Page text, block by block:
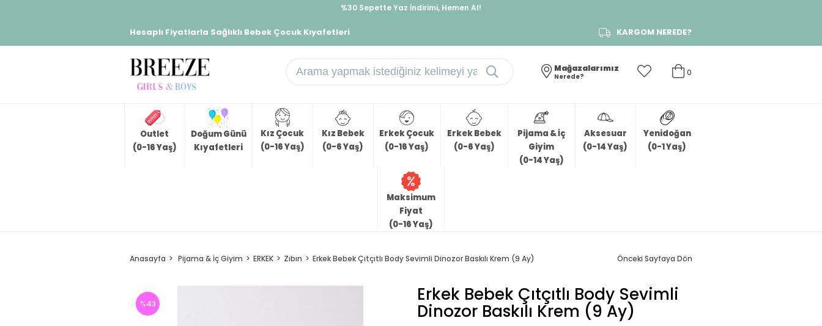
%30 Sepette Yaz İndirimi, Hemen Al!
Hesaplı Fiyatlarla Sağlıklı Bebek Çocuk Kıyafetleri KARGOM NEREDE?
0
Mağazalarımız
Nerede?
Outlet
(0-16 Yaş)
Doğum Günü
Kıyafetleri
Kız Çocuk
(0-16 Yaş)
Kız Bebek
(0-6 Yaş)
Erkek Çocuk
(0-16 Yaş)
Erkek Bebek
(0-6 Yaş)
Pijama & İç
Giyim
(0-14 Yaş)
Aksesuar
(0-14 Yaş)
Yenidoğan
(0-1 Yaş)
Maksimum
Fiyat
(0-16 Yaş)
Anasayfa Pijama & İç Giyim ERKEK Zıbın Erkek Bebek Çıtçıtlı Body Sevimli Dinozor Baskılı Krem (9 Ay) Önceki Sayfaya Dön
%43 Erkek Bebek Çıtçıtlı Body Sevimli
Dinozor Baskılı Krem (9 Ay)